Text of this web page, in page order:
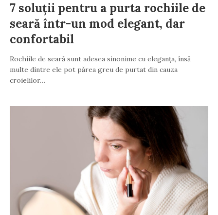
7 soluții pentru a purta rochiile de
seară într-un mod elegant, dar
confortabil
Rochiile de seară sunt adesea sinonime cu eleganța, însă
multe dintre ele pot părea greu de purtat din cauza
croielilor…